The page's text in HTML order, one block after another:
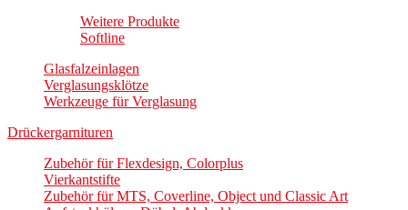
Weitere Produkte
Softline
Glasfalzeinlagen
Verglasungsklötze
Werkzeuge für Verglasung
Drückergarnituren
Zubehör für Flexdesign, Colorplus
Vierkantstifte
Zubehör für MTS, Coverline, Object und Classic Art